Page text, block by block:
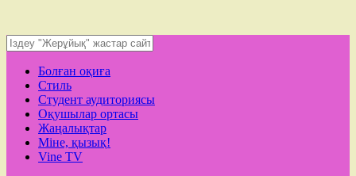
Болған оқиға
Стиль
Студент аудиториясы
Оқушылар ортасы
Жаңалықтар
Міне, қызық!
Vine TV